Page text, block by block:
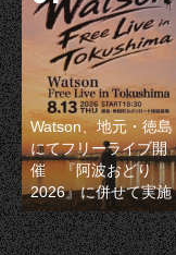
Watson、地元・徳島
にてフリーライブ開
催 『阿波おどり
2026』に併せて実施